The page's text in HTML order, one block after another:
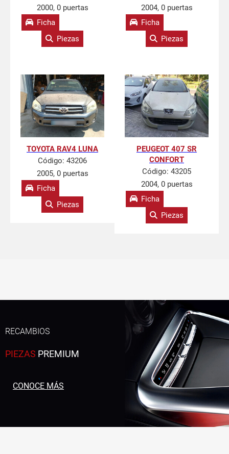
2000, 0 puertas
Ficha
Piezas
2004, 0 puertas
Ficha
Piezas
TOYOTA RAV4 LUNA
Código: 43206
2005, 0 puertas
Ficha
Piezas
PEUGEOT 407 SR
CONFORT
Código: 43205
2004, 0 puertas
Ficha
Piezas
RECAMBIOS
PIEZAS PREMIUM
CONOCE MÁS